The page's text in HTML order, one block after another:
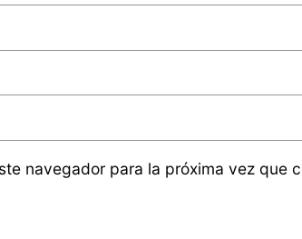
navegador para la próxima vez que